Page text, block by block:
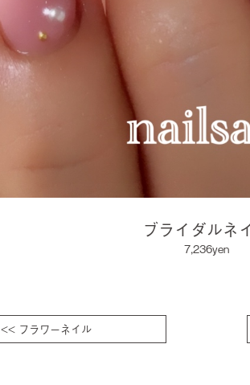
ブライダルネ
7,236yen
<< フラワーネイル